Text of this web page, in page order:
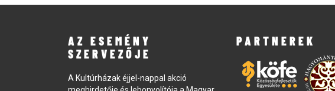
AZ ESEMÉNY
SZERVEZŐJE
A Kultúrházak éjjel-nappal akció
PARTNEREK